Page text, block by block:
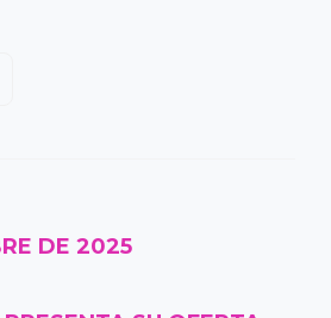
DE 2025